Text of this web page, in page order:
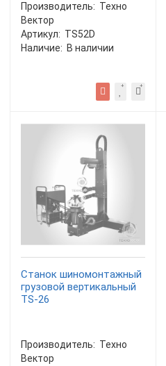
Производитель: Техно
Вектор
Артикул: TS52D
Наличие: В наличии
Станок шиномонтажный
грузовой вертикальный
TS-26
Производитель: Техно
Вектор